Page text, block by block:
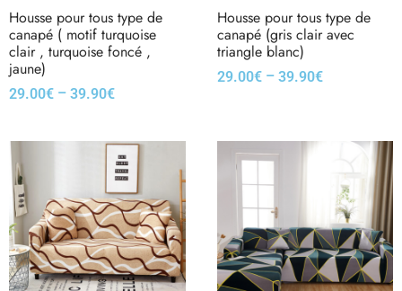
Housse pour tous type de
canapé ( motif turquoise
clair , turquoise foncé ,
jaune)
29.00€ – 39.90€
Housse pour tous type de
canapé (gris clair avec
triangle blanc)
29.00€– 39.90€